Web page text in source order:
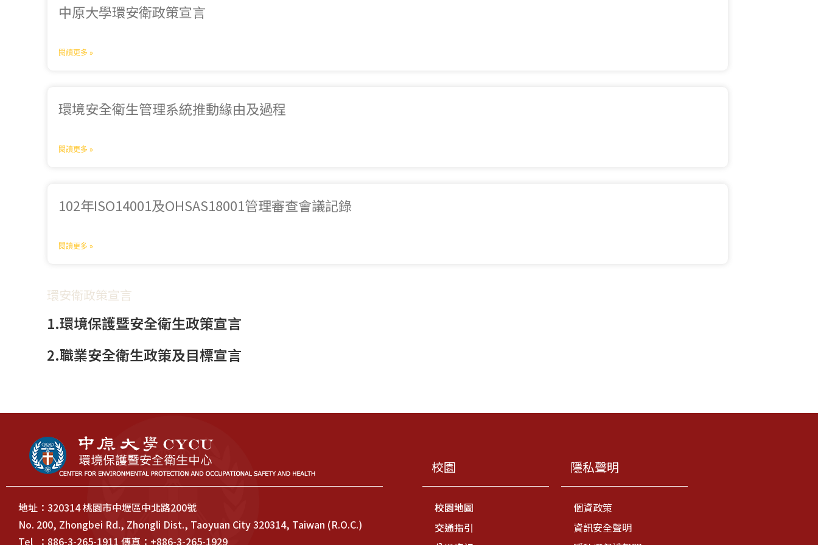
中原大學環安衛政策宣言
閱讀更多 »
環境安全衛生管理系統推動緣由及過程
閱讀更多 »
102年ISO14001及OHSAS18001管理審查會議記錄
閱讀更多 »
環安衛政策宣言
1.環境保護暨安全衛生政策宣言
2.職業安全衛生政策及目標宣言
地址：320314 桃園市中壢區中北路200號
No. 200, Zhongbei Rd., Zhongli Dist., Taoyuan City 320314, Taiwan (R.O.C.)
Tel ：886-3-265-1911 傳真：+886-3-265-1929
校園
校園地圖
交通指引
隱私聲明
個資政策
資訊安全聲明